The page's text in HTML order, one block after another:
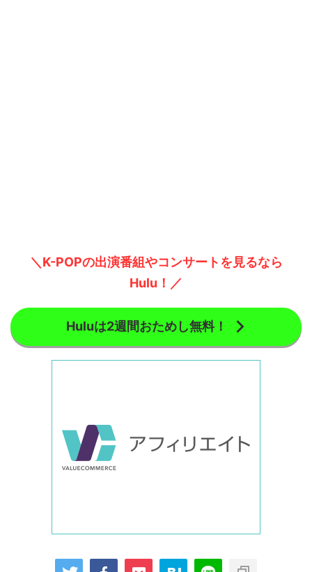
＼K-POPの出演番組やコンサートを見るなら
Hulu！／
Huluは2週間おためし無料！